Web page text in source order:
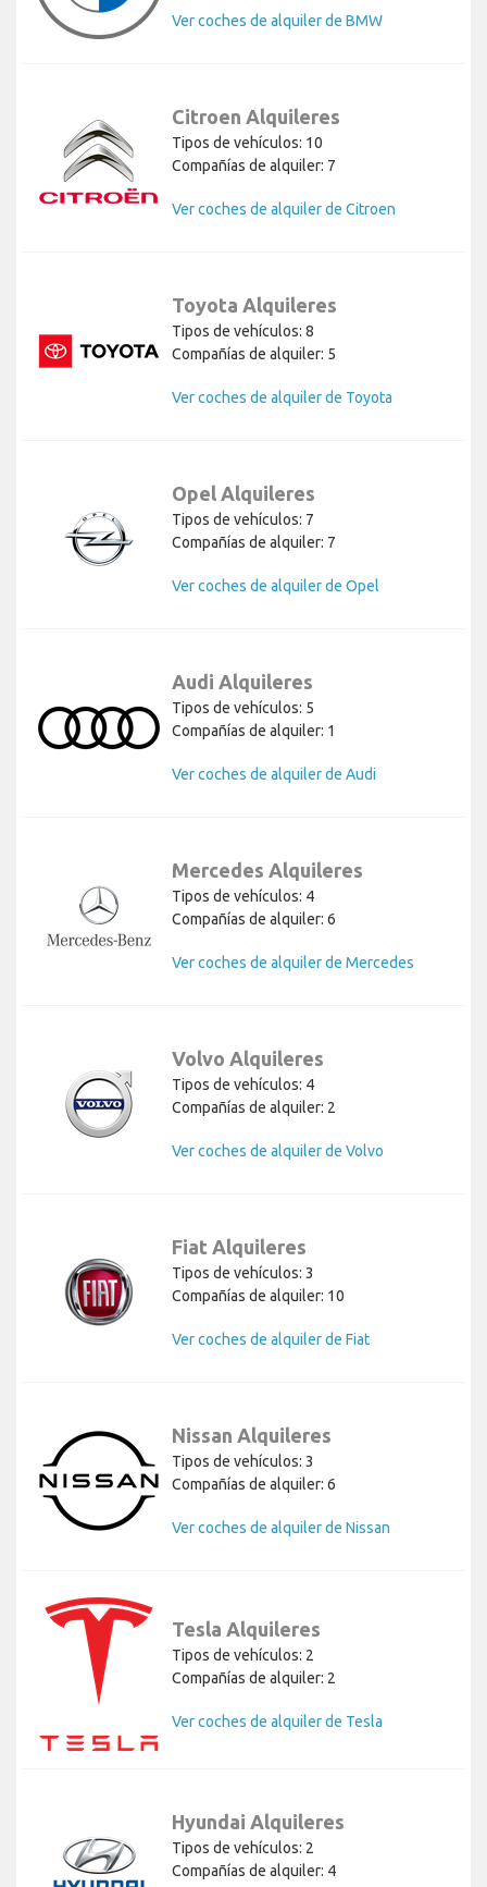
Ver coches de alquiler de BMW
Citroen Alquileres
Tipos de vehículos: 10
Compañías de alquiler: 7
Ver coches de alquiler de Citroen
Toyota Alquileres
Tipos de vehículos: 8
Compañías de alquiler: 5
Ver coches de alquiler de Toyota
Opel Alquileres
Tipos de vehículos: 7
Compañías de alquiler: 7
Ver coches de alquiler de Opel
Audi Alquileres
Tipos de vehículos: 5
Compañías de alquiler: 1
Ver coches de alquiler de Audi
Mercedes Alquileres
Tipos de vehículos: 4
Compañías de alquiler: 6
Ver coches de alquiler de Mercedes
Volvo Alquileres
Tipos de vehículos: 4
Compañías de alquiler: 2
Ver coches de alquiler de Volvo
Fiat Alquileres
Tipos de vehículos: 3
Compañías de alquiler: 10
Ver coches de alquiler de Fiat
Nissan Alquileres
Tipos de vehículos: 3
Compañías de alquiler: 6
Ver coches de alquiler de Nissan
Tesla Alquileres
Tipos de vehículos: 2
Compañías de alquiler: 2
Ver coches de alquiler de Tesla
Hyundai Alquileres
Tipos de vehículos: 2
Compañías de alquiler: 4